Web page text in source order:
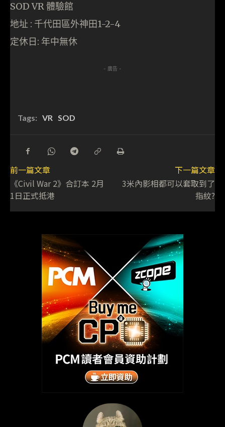
SOD VR 體驗館
地址 : 千代田區外神田1-2-4
定休日: 年中無休
- 廣告 -
Tags: VR SOD
前一篇文章
《Civil War 2》合訂本 2月
1日正式抵港
下一篇文章
3米內影相都可以套取到了
指紋?